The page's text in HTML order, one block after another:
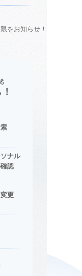
をお知らせ！
ナル
認
更